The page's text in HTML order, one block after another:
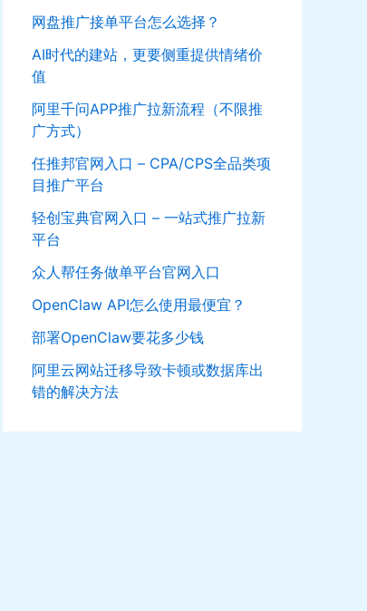
网盘推广接单平台怎么选择？
AI时代的建站，更要侧重提供情绪价
值
阿里千问APP推广拉新流程（不限推
广方式）
任推邦官网入口 – CPA/CPS全品类项
目推广平台
轻创宝典官网入口 – 一站式推广拉新
平台
众人帮任务做单平台官网入口
OpenClaw API怎么使用最便宜？
部署OpenClaw要花多少钱
阿里云网站迁移导致卡顿或数据库出
错的解决方法